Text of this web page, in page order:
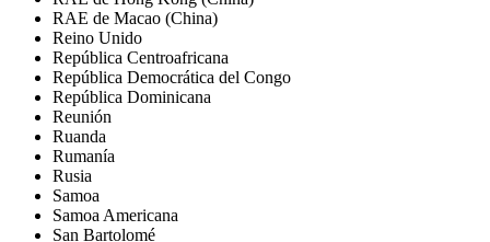
RAE de Macao (China)
Reino Unido
República Centroafricana
República Democrática del Congo
República Dominicana
Reunión
Ruanda
Rumanía
Rusia
Samoa
Samoa Americana
San Bartolomé